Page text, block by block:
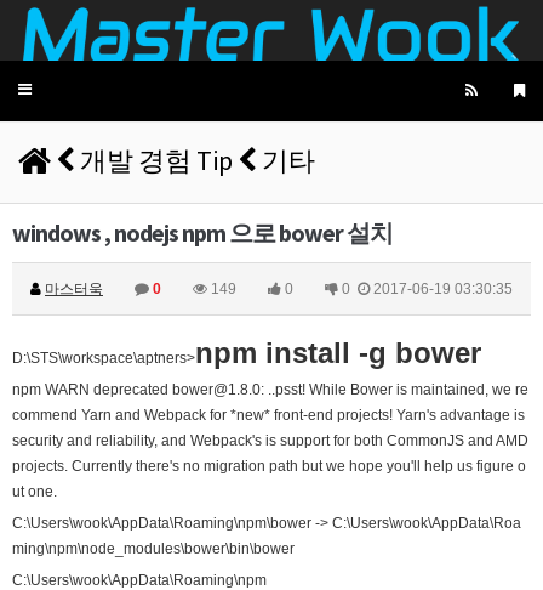
Toggle
개발 경험 Tip 기타
windows , nodejs npm 으로 bower 설치
마스터욱 0 149 0 0 2017-06-19 03:30:35
D:\STS\workspace\aptners>npm install -g bower
npm WARN deprecated bower@1.8.0: ..psst! While Bower is maintained, we re
commend Yarn and Webpack for *new* front-end projects! Yarn's advantage is
security and reliability, and Webpack's is support for both CommonJS and AMD
projects. Currently there's no migration path but we hope you'll help us figure o
ut one.
C:\Users\wook\AppData\Roaming\npm\bower -> C:\Users\wook\AppData\Roa
ming\npm\node_modules\bower\bin\bower
C:\Users\wook\AppData\Roaming\npm
2025년 06월 27일 금요일
벌레세끼 ㅡ.,ㅡ
09:50:02
벌레세끼
09:50:12
안녕하세요!
비회원dv2usu9hbebam2evg87nl8ufh5 업비트 공지 크롤링 개발하다가 여기 블로그를 발
견했네요!
비회원dv2usu9hbebam2evg87nl8ufh5
제 한계는 초단위네요...
19:24:54
마스터욱
초단위도 힘듭겁니다. 대부분 벤당해요 20:43:23
2025년 07월 16일 수요일
비회원rs68c0ijkc5rlcc0q4euob9mt5 선생님, 그럽 업비트 공지사항은 분단위로 해야 하
나요?
18:26:50
마스터욱 19:33:05